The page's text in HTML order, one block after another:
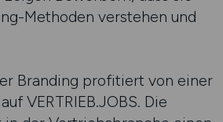
Methoden verstehen und
Branding profitiert von einer
VERTRIEB.JOBS. Die